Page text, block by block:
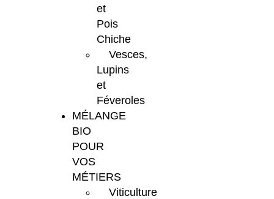
et
Pois
Chiche
Vesces,
Lupins
et
Féveroles
MÉLANGE
BIO
POUR
VOS
MÉTIERS
Viticulture